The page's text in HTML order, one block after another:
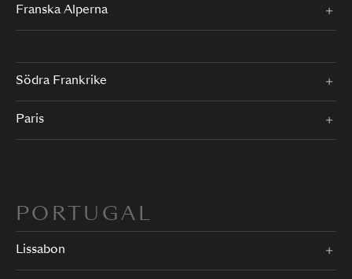
Franska Alperna
Södra Frankrike
Paris
PORTUGAL
Lissabon